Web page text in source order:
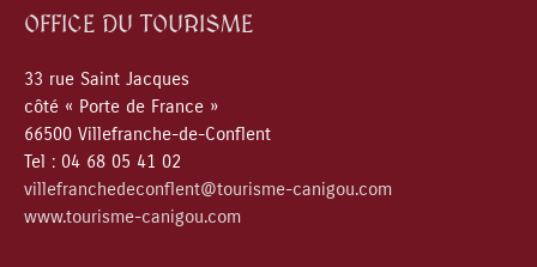
OFFICE DU TOURISME
33 rue Saint Jacques
côté « Porte de France »
66500 Villefranche-de-Conflent
Tel : 04 68 05 41 02
villefranchedeconflent@tourisme-canigou.com
www.tourisme-canigou.com